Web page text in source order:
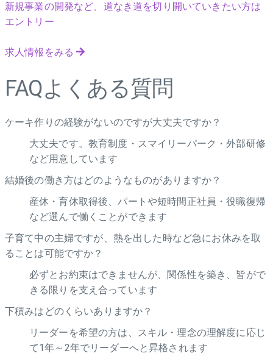
新規事業の開発など、道なき道を切り開いていきたい方は
エントリー
求人情報をみる
FAQよくある質問
ケーキ作りの経験がないのですが大丈夫ですか？
大丈夫です。教育制度・スマイリーパーク・外部研修
など用意しています
結婚後の働き方はどのようなものがありますか？
産休・育休取得後、パートや短時間正社員・役職復帰
など選んで働くことができます
子育て中の主婦ですが、熱を出した時など急にお休みを取
ることは可能ですか？
必ずとお約束はできませんが、関係性を築き、皆がで
きる限りを支え合っています
下積みはどのくらいありますか？
リーダーを希望の方は、スキル・理念の理解度に応じ
て1年～2年でリーダーへと昇格されます